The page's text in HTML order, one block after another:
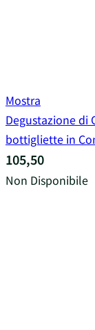
Mostra
Degustazione di
bottigliette in
105,50
Non Disponibile